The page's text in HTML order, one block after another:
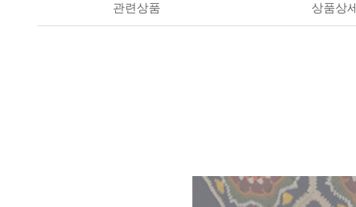
관련상품 상품상